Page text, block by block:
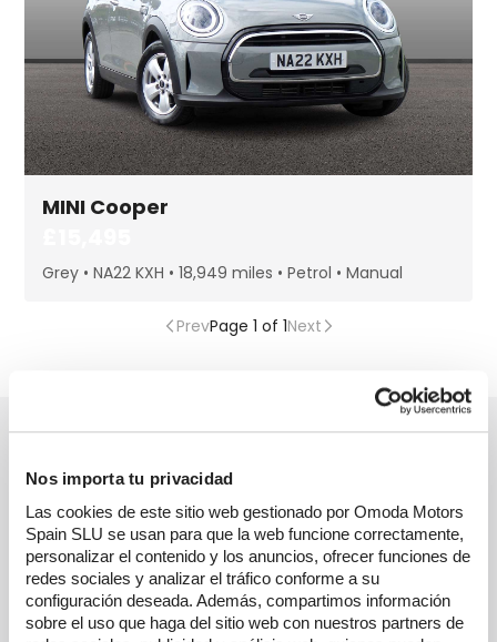
Nos importa tu privacidad
Las cookies de este sitio web gestionado por Omoda Motors
Spain SLU se usan para que la web funcione correctamente,
personalizar el contenido y los anuncios, ofrecer funciones de
redes sociales y analizar el tráfico conforme a su
configuración deseada. Además, compartimos información
sobre el uso que haga del sitio web con nuestros partners de
MINI Cooper
Grey NA22 KXH 18,949 miles Petrol Manual
PrevPage 1 of 1Next
DACIA Used Cars
HYUNDAI Used Cars
Kia Used Cars
MITSUBISHI Used Cars